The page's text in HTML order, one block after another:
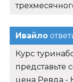
Ивайло
Курс
представьте
цена Ревда -